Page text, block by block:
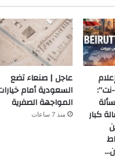
نت”:
كبار
عاجل | صنعاء تضع
السعودية أمام
المواجهة الصفرية
منذ 7 ساعات